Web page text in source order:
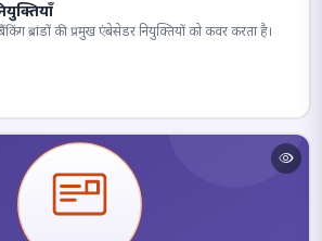
ब्रांडों की प्रमुख एंबेसेडर नियुक्तियों को कवर करता है।